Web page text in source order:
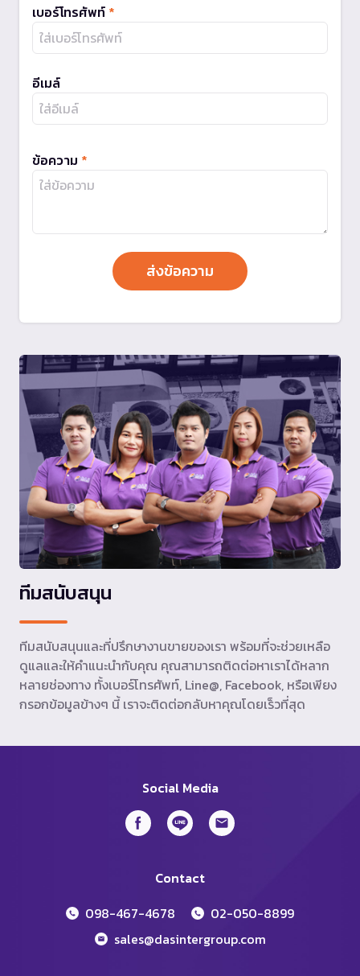
เบอร์โทรศัพท์ *
อีเมล์
ข้อความ *
ทีมสนับสนุน
ทีมสนับสนุนและที่ปรึกษางานขายของเรา พร้อมที่จะช่วยเหลือ
ดูแลและให้คำแนะนำกับคุณ คุณสามารถติดต่อหาเราได้หลาก
หลายช่องทาง ทั้งเบอร์โทรศัพท์, Line@, Facebook, หรือเพียง
กรอกข้อมูลข้างๆ นี้ เราจะติดต่อกลับหาคุณโดยเร็วที่สุด
Social Media
Contact
098-467-4678
02-050-8899
sales@dasintergroup.com